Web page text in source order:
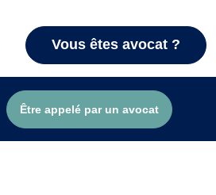
Vous êtes avocat ?
Être appelé par un avocat